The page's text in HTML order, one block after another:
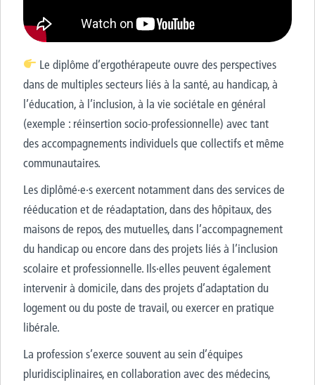
Le diplôme d’ergothérapeute ouvre des perspectives
dans de multiples secteurs liés à la santé, au handicap, à
l’éducation, à l’inclusion, à la vie sociétale en général
(exemple : réinsertion socio-professionnelle) avectant
desaccompagnements individuels que collectifs et même
communautaires.
Les diplômé·e·s exercent notamment dans des services de
rééducation et de réadaptation, dans des hôpitaux, des
maisons de repos, des mutuelles, dans l’accompagnement
du handicap ou encore dans des projets liés à l’inclusion
scolaire et professionnelle. Ils·elles peuvent également
intervenir à domicile, dans des projets d’adaptation du
logement ou du poste de travail, ou exercer en pratique
libérale.
La profession s’exerce souvent au sein d’équipes
pluridisciplinaires, en collaboration avec des médecins,